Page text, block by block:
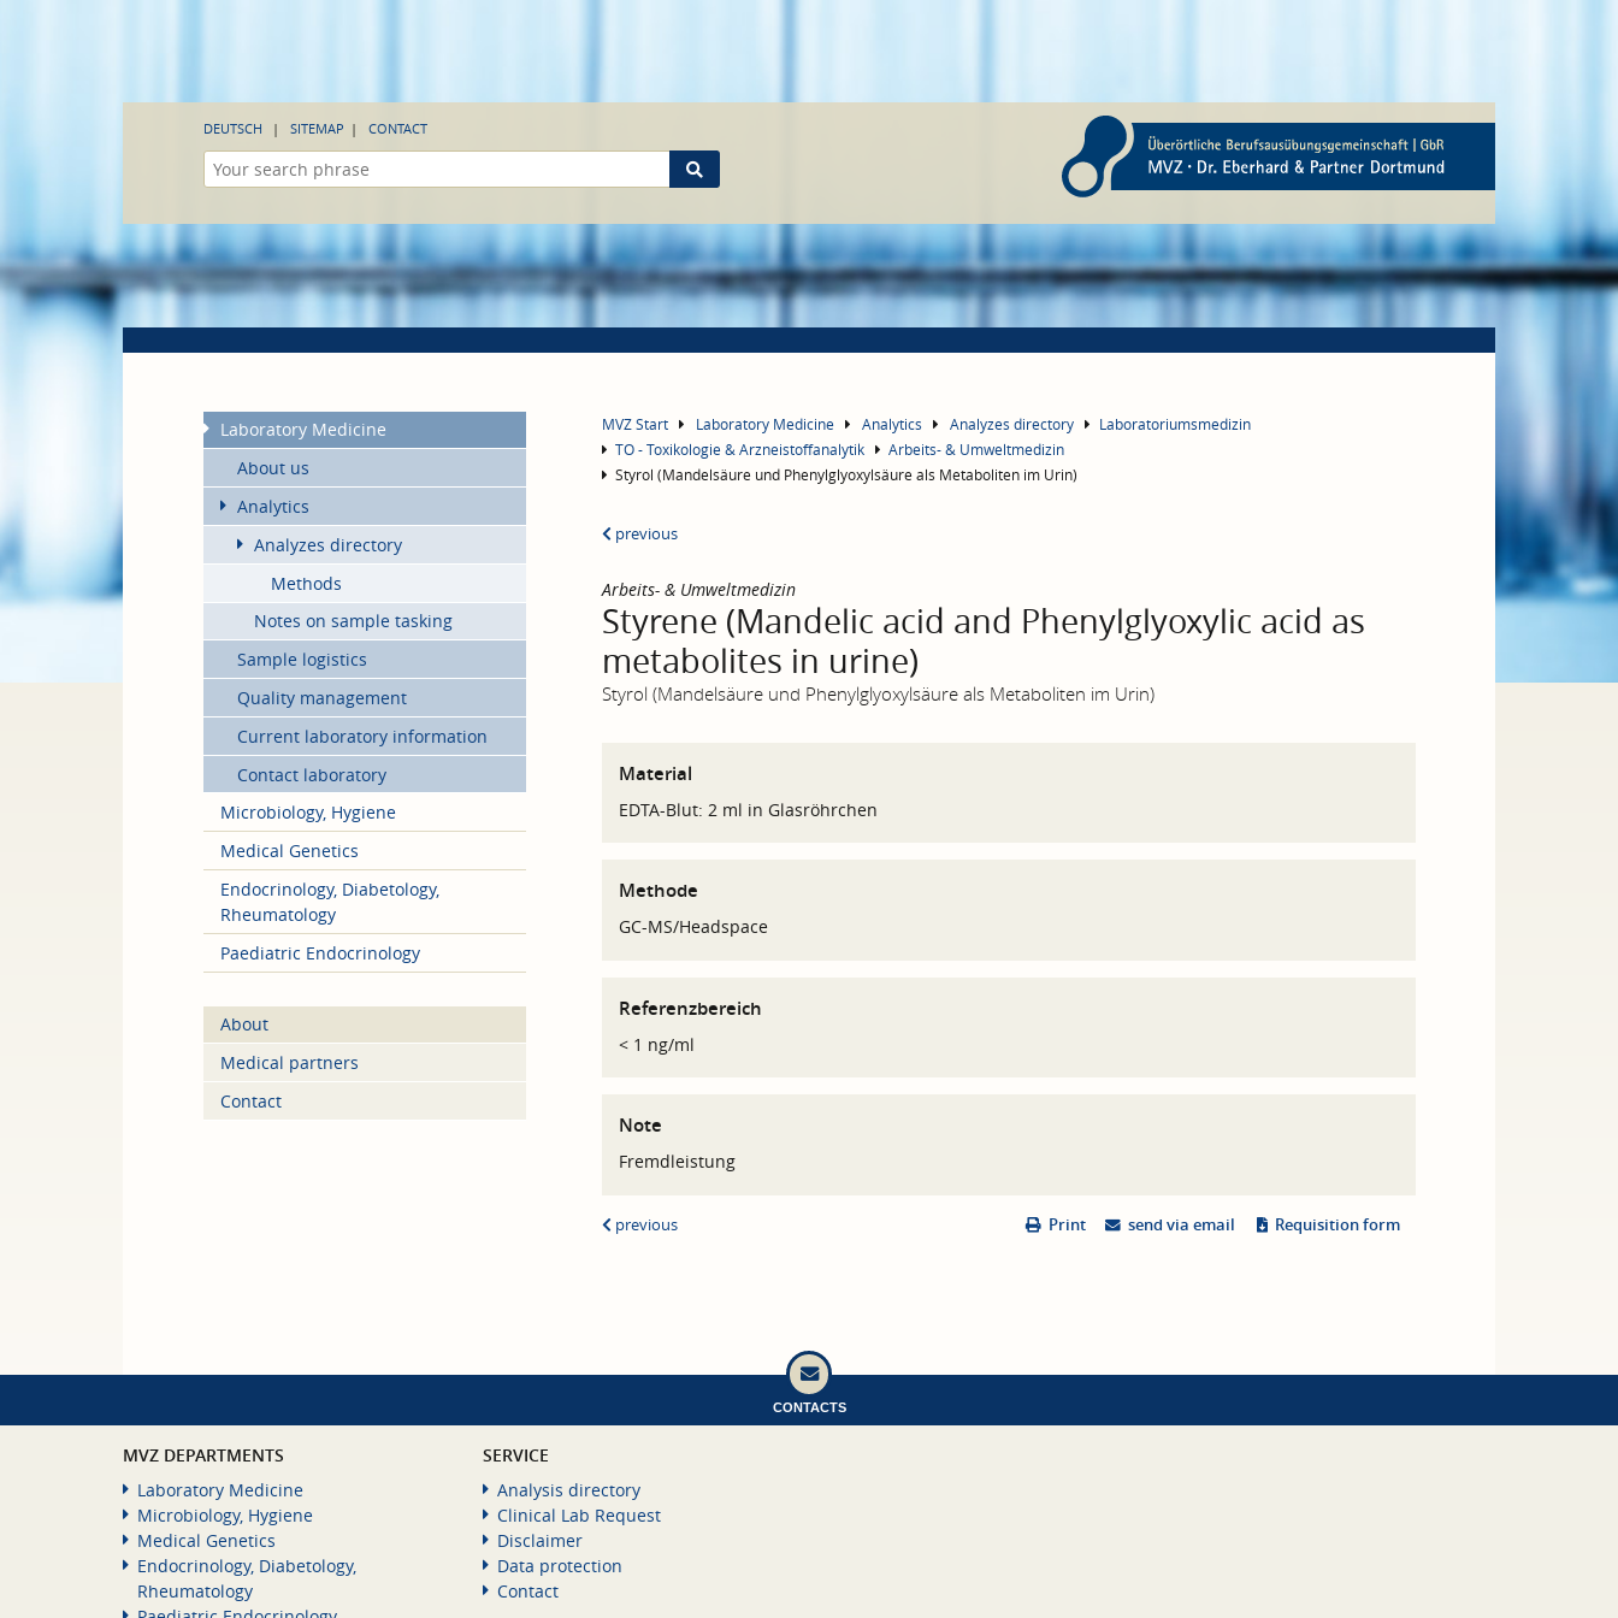
DEUTSCH SITEMAP CONTACT
Laboratory Medicine
About us
Analytics
Analyzes directory
Methods
Notes on sample tasking
Sample logistics
Quality management
Current laboratory information
Contact laboratory
Microbiology, Hygiene
Medical Genetics
Endocrinology, Diabetology,
Rheumatology
Paediatric Endocrinology
About
Medical partners
Contact
MVZ Start Laboratory Medicine Analytics Analyzes directory
Laboratoriumsmedizin
TO - Toxikologie & Arzneistoffanalytik
Arbeits- & Umweltmedizin
Styrol (Mandelsäure und Phenylglyoxylsäure als Metaboliten im Urin)
previous
Arbeits- & Umweltmedizin
Styrene (Mandelic acid and Phenylglyoxylic acid as
metabolites in urine)
Styrol (Mandelsäure und Phenylglyoxylsäure als Metaboliten im Urin)
Material
EDTA-Blut: 2 ml in Glasröhrchen
Methode
GC-MS/Headspace
Referenzbereich
< 1 ng/ml
Note
Fremdleistung
Print send via email Requisition form
previous
CONTACTS
MVZ DEPARTMENTS
Laboratory Medicine
Microbiology, Hygiene
Medical Genetics
Endocrinology, Diabetology,
Rheumatology
SERVICE
Analysis directory
Clinical Lab Request
Disclaimer
Data protection
Contact